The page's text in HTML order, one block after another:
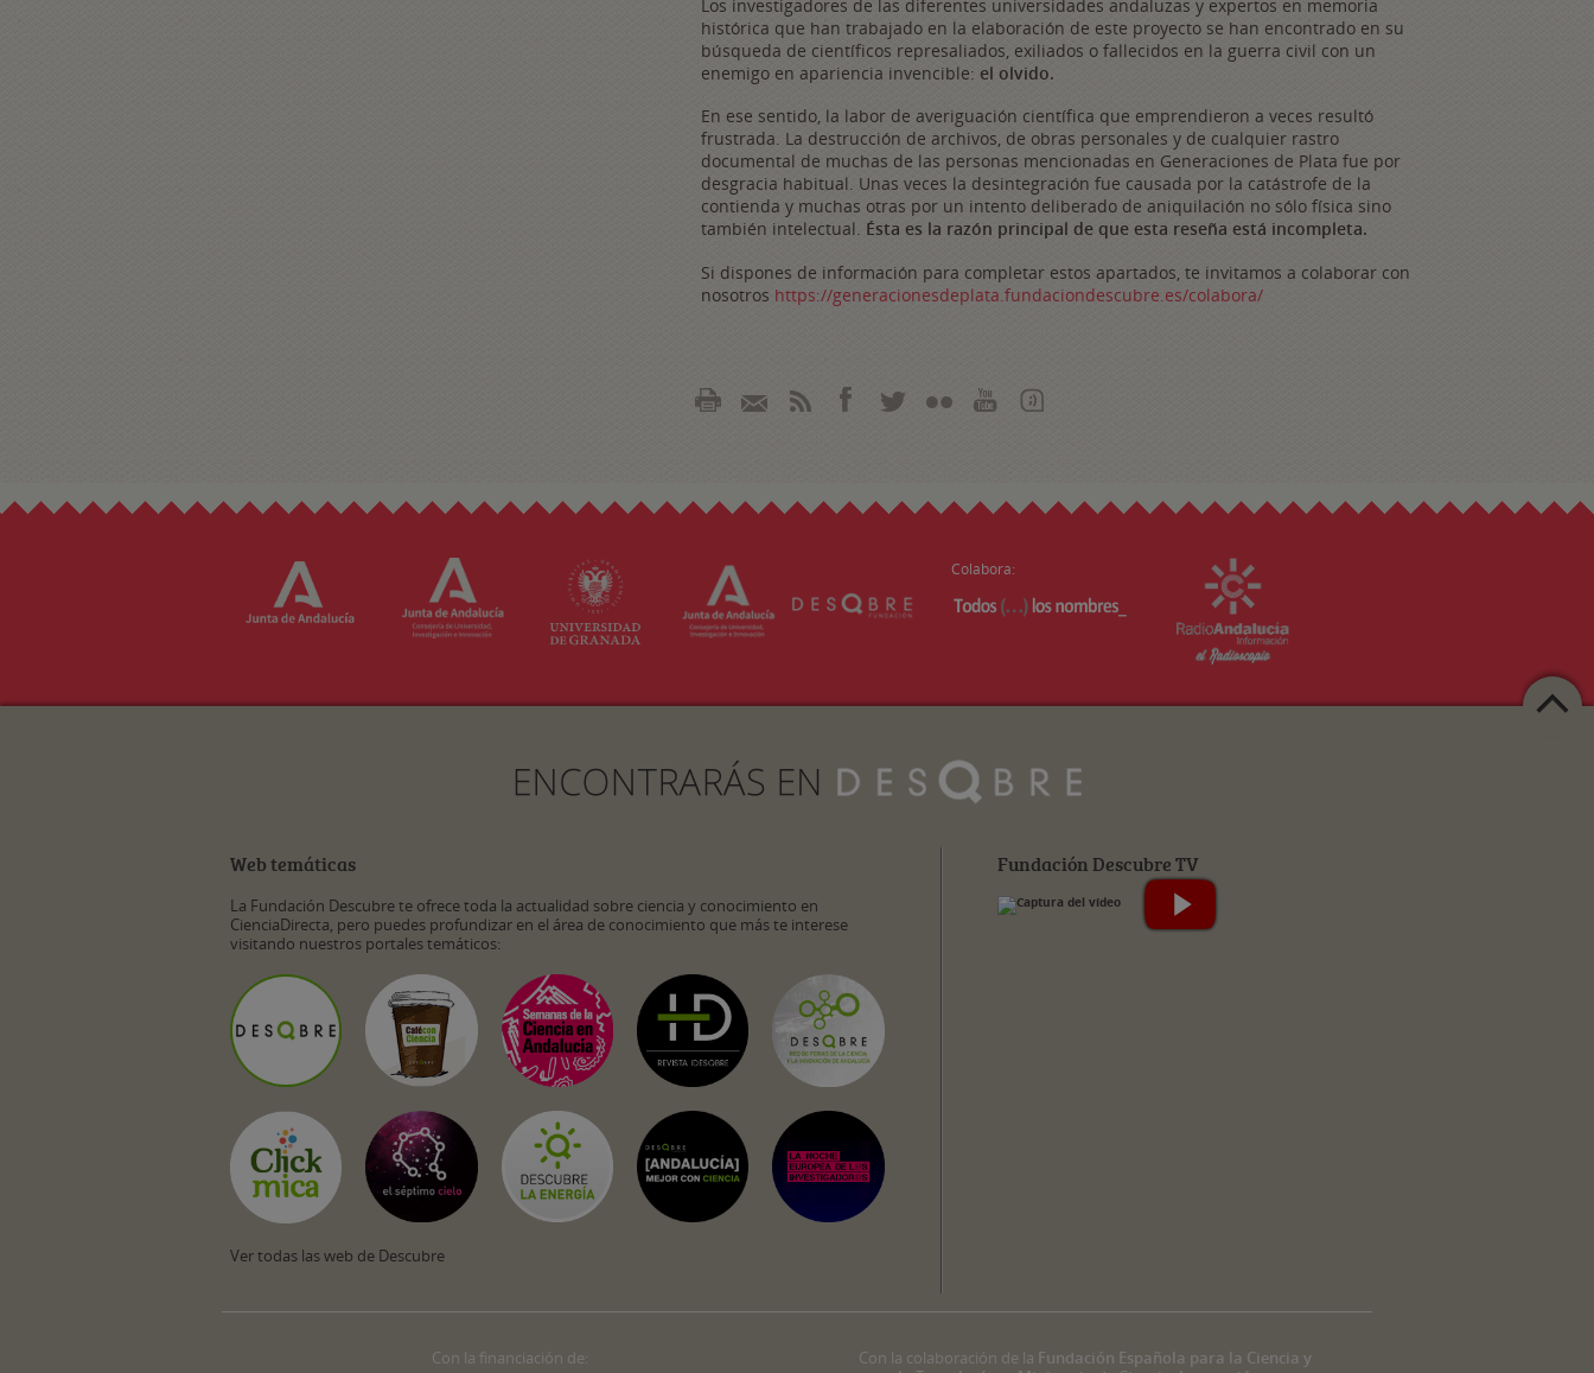
Los investigadores de las diferentes universidades andaluzas y expertos en memoria
histórica que han trabajado en la elaboración de este proyecto se han encontrado en su
búsqueda de científicos represaliados, exiliados o fallecidos en la guerra civil con un
enemigo en apariencia invencible: el olvido.
En ese sentido, la labor de averiguación científica que emprendieron a veces resultó
frustrada. La destrucción de archivos, de obras personales y de cualquier rastro
documental de muchas de las personas mencionadas en Generaciones de Plata fue por
desgracia habitual. Unas veces la desintegración fue causada por la catástrofe de la
contienda y muchas otras por un intento deliberado de aniquilación no sólo física sino
también intelectual. Ésta es la razón principal de que esta reseña está incompleta.
Si dispones de información para completar estos apartados, te invitamos a colaborar con
nosotros https://generacionesdeplata.fundaciondescubre.es/colabora/
Colabora:
Web temáticas
La Fundación Descubre te ofrece toda la actualidad sobre ciencia y conocimiento en
CienciaDirecta, pero puedes profundizar en el área de conocimiento que más te interese
visitando nuestros portales temáticos:
Ver todas las web de Descubre
Fundación Descubre TV
Con la financiación de: Con la colaboración de la Fundación Española para la Ciencia y